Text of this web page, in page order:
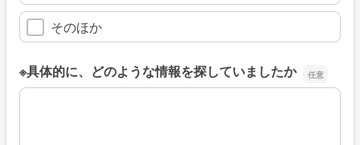
そのほか
※具体的に、どのような情報を探していましたか
※具体的に、どのような情報を探していましたか